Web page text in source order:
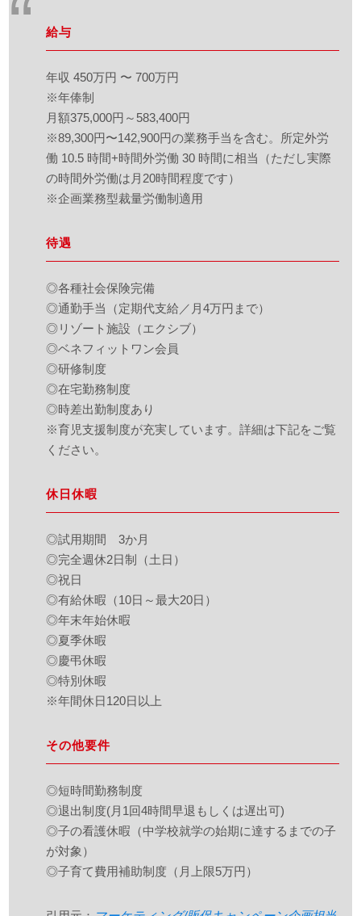
給与
年収 450万円 〜 700万円
※年俸制
月額375,000円～583,400円
※89,300円〜142,900円の業務手当を含む。所定外労
働 10.5 時間+時間外労働 30 時間に相当（ただし実際
の時間外労働は月20時間程度です）
※企画業務型裁量労働制適用
待遇
◎各種社会保険完備
◎通勤手当（定期代支給／月4万円まで）
◎リゾート施設（エクシブ）
◎ベネフィットワン会員
◎研修制度
◎在宅勤務制度
◎時差出勤制度あり
※育児支援制度が充実しています。詳細は下記をご覧
ください。
休日休暇
◎試用期間 3か月
◎完全週休2日制（土日）
◎祝日
◎有給休暇（10日～最大20日）
◎年末年始休暇
◎夏季休暇
◎慶弔休暇
◎特別休暇
※年間休日120日以上
その他要件
◎短時間勤務制度
◎退出制度(月1回4時間早退もしくは遅出可)
◎子の看護休暇（中学校就学の始期に達するまでの子
が対象）
◎子育て費用補助制度（月上限5万円）